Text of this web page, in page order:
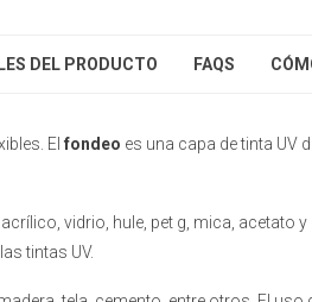
DEL PRODUCTO FAQS
El fondeo es una capa de tinta UV
vidrio, hule, pet g, mica, acetato
tintas UV.